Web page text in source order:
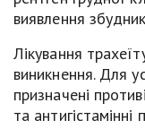
виявлення
Лікування
виникнення. Для
призначені
та